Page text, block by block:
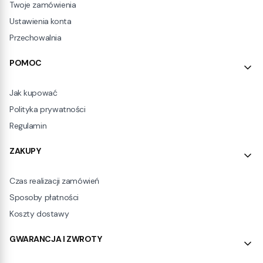
Twoje zamówienia
Ustawienia konta
Przechowalnia
POMOC
Jak kupować
Polityka prywatności
Regulamin
ZAKUPY
Czas realizacji zamówień
Sposoby płatności
Koszty dostawy
GWARANCJA I ZWROTY